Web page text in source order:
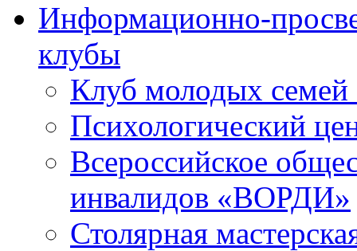
Информационно-
клубы
Клуб молодых
Психологический
Всероссийское
инвалидов «ВОРДИ»
Столярная